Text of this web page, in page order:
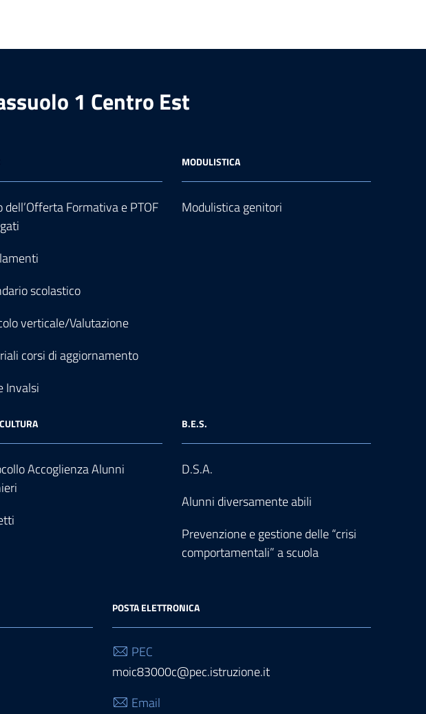
1 Centro Est
dell’Offerta Formativa e PTOF
scolastico
verticale/Valutazione
corsi di aggiornamento
Invalsi
MODULISTICA
Modulistica genitori
Accoglienza Alunni
B.E.S.
D.S.A.
Alunni diversamente abili
Prevenzione e gestione delle “crisi
comportamentali” a scuola
POSTA ELETTRONICA
PEC
moic83000c@pec.istruzione.it
Email